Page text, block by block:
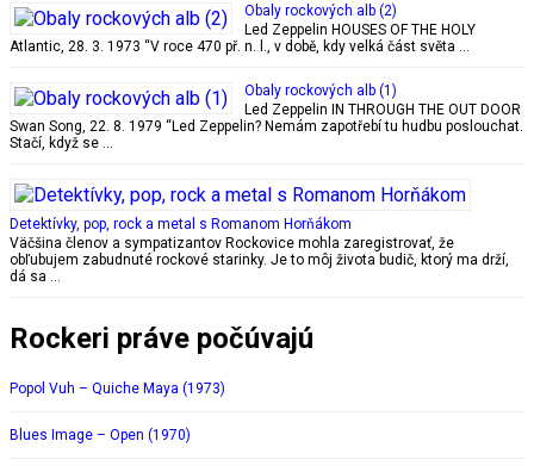
Obaly rockových alb (2)
Led Zeppelin HOUSES OF THE HOLY
Atlantic, 28. 3. 1973 “V roce 470 př. n. l., v době, kdy velká část světa …
Obaly rockových alb (1)
Led Zeppelin IN THROUGH THE OUT DOOR
Swan Song, 22. 8. 1979 “Led Zeppelin? Nemám zapotřebí tu hudbu poslouchat.
Stačí, když se …
Detektívky, pop, rock a metal s Romanom Horňákom
Väčšina členov a sympatizantov Rockovice mohla zaregistrovať, že
obľubujem zabudnuté rockové starinky. Je to môj života budič, ktorý ma drží,
dá sa …
Rockeri práve počúvajú
Popol Vuh – Quiche Maya (1973)
Blues Image – Open (1970)